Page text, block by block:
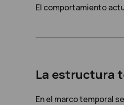
El comportamiento
La estructura
En el marco temporal